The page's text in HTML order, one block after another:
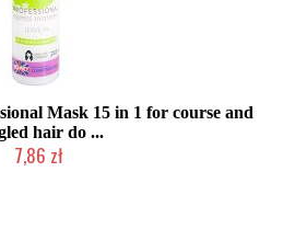
Mask 15 in 1 for course and
hair do ...
7,86 zł